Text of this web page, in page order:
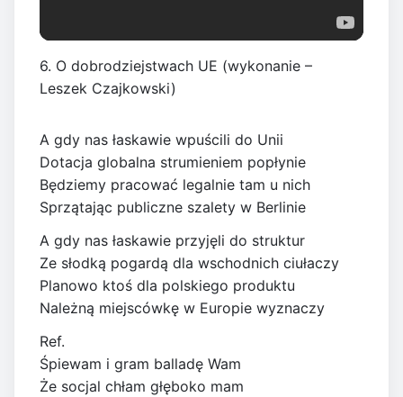
6. O dobrodziejstwach UE (wykonanie –
Leszek Czajkowski)
A gdy nas łaskawie wpuścili do Unii
Dotacja globalna strumieniem popłynie
Będziemy pracować legalnie tam u nich
Sprzątając publiczne szalety w Berlinie
A gdy nas łaskawie przyjęli do struktur
Ze słodką pogardą dla wschodnich ciułaczy
Planowo ktoś dla polskiego produktu
Należną miejscówkę w Europie wyznaczy
Ref.
Śpiewam i gram balladę Wam
Że socjal chłam głęboko mam